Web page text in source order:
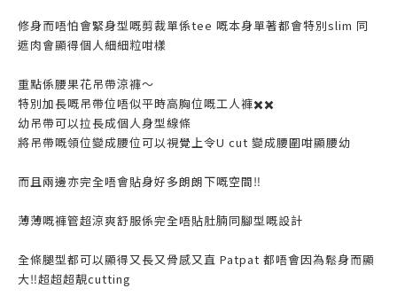
修身而唔怕會緊身型嘅剪裁單係tee 嘅本身單著都會特別slim 同
遮肉會顯得個人細細粒咁樣
重點係腰果花吊帶涼褲～
特別加長嘅吊帶位唔似平時高胸位嘅工人褲✖️✖️
幼吊帶可以拉長成個人身型線條
將吊帶嘅領位變成腰位可以視覺上令U cut 變成腰圍咁顯腰幼
而且兩邊亦完全唔會貼身好多朗朗下嘅空間‼️
薄薄嘅褲管超涼爽舒服係完全唔貼肚腩同腳型嘅設計
全條腿型都可以顯得又長又骨感又直 Patpat 都唔會因為鬆身而顯
大‼️超超超靚cutting